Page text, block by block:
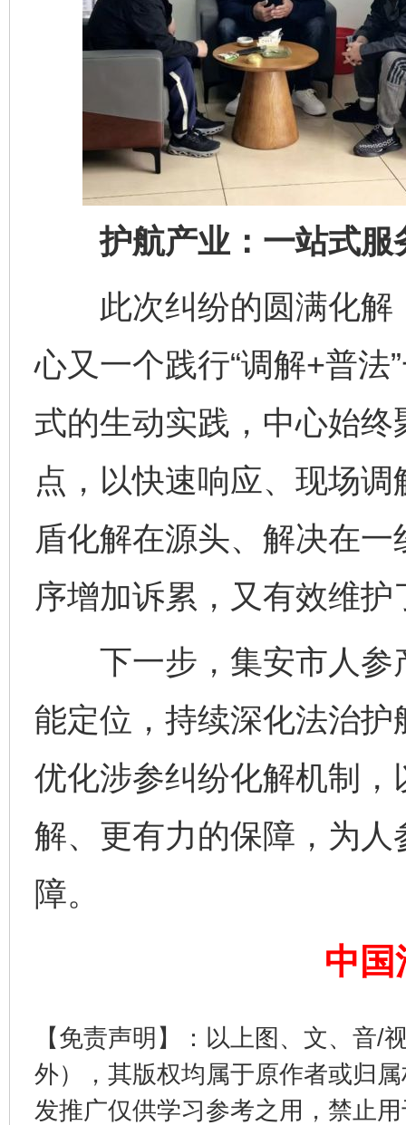
护航产业：一站式服
此次纠纷的圆满化解
心又一个践行“调解+普
式的生动实践，中心始
点，以快速响应、现场
盾化解在源头、解决在
序增加诉累，又有效维
下一步，集安市人参
能定位，持续深化法治
优化涉参纠纷化解机制
解、更有力的保障，为
障。
中国
【免责声明】：以上图、文、音/
外），其版权均属于原作者或归
发推广仅供学习参考之用，禁止
一纸欠
东山县通报“牛蛙产品抗生素超标问题” 法